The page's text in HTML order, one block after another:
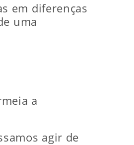
em diferenças
uma
a
agir de